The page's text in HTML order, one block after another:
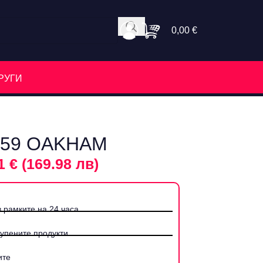
0,00 €
OAKHAM
€ (169.98 лв)
рамките на 24 часа.
продукти